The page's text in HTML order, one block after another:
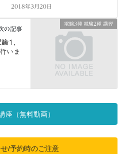
2018年3月20日
電験3種 電験2種 講習
の記事
1，
いま
座（無料動画）
/予約時のご注意